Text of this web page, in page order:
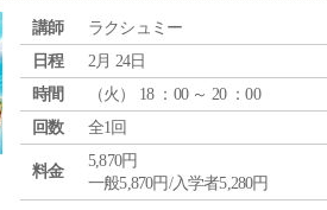
講師
ラクシュミー
日程
2月 24日
時間
（火 ） 18 ：00 ～ 20 ：00
回数
全1回
料金
5,870円
一般5,870円/入学者5,280円